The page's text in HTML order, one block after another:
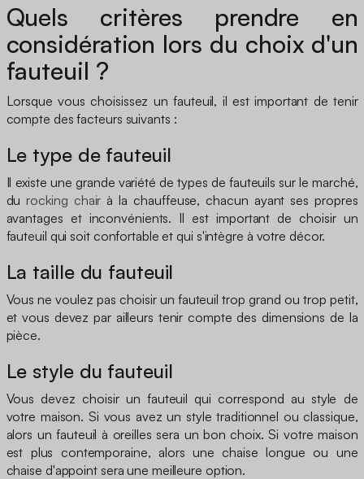
Quels critères prendre en
considération lors du choix d'un
fauteuil ?
Lorsque vous choisissez un fauteuil, il est important de tenir
compte des facteurs suivants :
Le type de fauteuil
Il existe une grande variété de types de fauteuils sur le marché,
du rocking chair à la chauffeuse, chacun ayant ses propres
avantages et inconvénients. Il est important de choisir un
fauteuil qui soit confortable et qui s'intègre à votre décor.
La taille du fauteuil
Vous ne voulez pas choisir un fauteuil trop grand ou trop petit,
et vous devez par ailleurs tenir compte des dimensions de la
pièce.
Le style du fauteuil
Vous devez choisir un fauteuil qui correspond au style de
votre maison. Si vous avez un style traditionnel ou classique,
alors un fauteuil à oreilles sera un bon choix. Si votre maison
est plus contemporaine, alors une chaise longue ou une
chaise d'appoint sera une meilleure option.